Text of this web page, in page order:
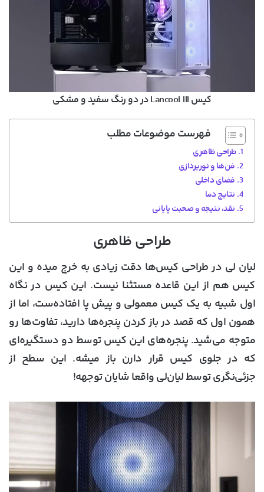
کیس Lancool III در دو رنگ سفید و مشکی
فهرست موضوعات مطلب
طراحی ظاهری
فن‌ها و نورپردازی
فضای داخلی
نتایج دما
نقد، نتیجه و صحبت پایانی
طراحی ظاهری
لیان لی در طراحی کیس‌ها دقت زیادی به خرج میده و این
کیس هم از این قاعده مستثنا نیست. این کیس در نگاه
اول شبیه به یک کیس معمولی و پیش پا افتاده‌ست، اما از
همون اول که قصد در باز کردن پنجره‌ها دارید، تفاوت‌ها رو
متوجه می‌شید. پنجره‌های این کیس توسط دو دستگیره‌ای
که در جلوی کیس قرار دارن باز میشه. این سطح از
جزئی‌نگری توسط لیان‌لی واقعا شایان توجهه!